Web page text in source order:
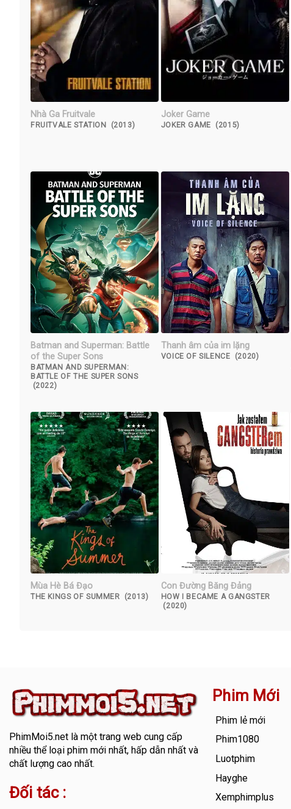
Nhà Ga Fruitvale
FRUITVALE STATION (2013)
Joker Game
JOKER GAME (2015)
Batman and Superman: Battle
of the Super Sons
BATMAN AND SUPERMAN:
BATTLE OF THE SUPER SONS
(2022)
Thanh âm của im lặng
VOICE OF SILENCE (2020)
Mùa Hè Bá Đạo
THE KINGS OF SUMMER (2013)
Con Đường Băng Đảng
HOW I BECAME A GANGSTER
(2020)
PhimMoi5.netlà một trang web cung cấp
nhiều thể loại phim mới nhất, hấp dẫn nhất và
chất lượng cao nhất.
Đối tác :
Phim Mới
Phim lẻ mới
Phim1080
Luotphim
Hayghe
Xemphimplus